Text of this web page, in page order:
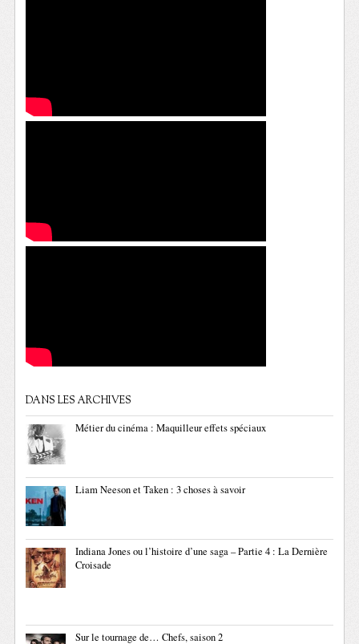
DANS LES ARCHIVES
Métier du cinéma : Maquilleur effets spéciaux
Liam Neeson et Taken : 3 choses à savoir
Indiana Jones ou l’histoire d’une saga – Partie 4 : La Dernière
Croisade
Sur le tournage de… Chefs, saison 2